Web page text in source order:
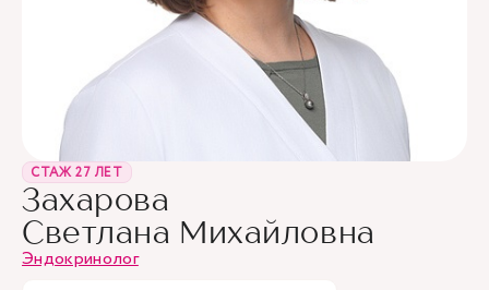
СТАЖ 27 ЛЕТ
Захарова
Светлана Михайловна
Эндокринолог